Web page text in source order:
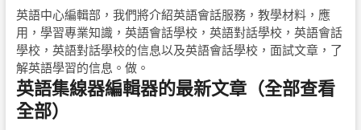
英語中心編輯部，我們將介紹英語會話服務，教學材料，應
用，學習專業知識，英語會話學校，英語對話學校，英語會話
學校，英語對話學校的信息以及英語會話學校，面試文章，了
解英語學習的信息。做。
英語集線器編輯器的最新文章（全部查看
全部）